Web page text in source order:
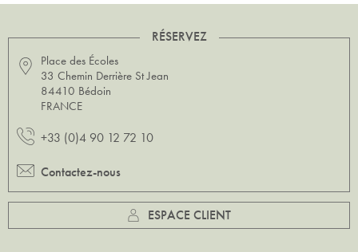
RÉSERVEZ
Place des Écoles
33 Chemin Derrière St Jean
84410 Bédoin
FRANCE
+33 (0)4 90 12 72 10
Contactez-nous
ESPACE CLIENT